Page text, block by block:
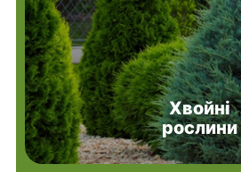
Хвойні
рослини